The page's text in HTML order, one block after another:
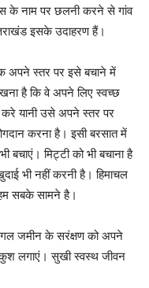
के नाम पर छलनी करने से गांव
इसके उदाहरण हैं।
अपने स्तर पर इसे बचाने में
है कि वे अपने लिए स्वच्छ
करे यानी उसे अपने स्तर पर
करना है। इसी बरसात में
मिट्टी को भी बचाना है
भी नहीं करनी है। हिमाचल
सबके सामने है।
जमीन के सरंक्षण को अपने
लगाएं। सुखी स्वस्थ जीवन